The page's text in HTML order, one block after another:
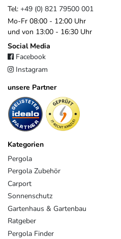
Tel: +49 (0) 821 79500 001
Mo-Fr 08:00 - 12:00 Uhr
und von 13:00 - 16:30 Uhr
Social Media
Facebook
Instagram
unsere Partner
Kategorien
Pergola
Pergola Zubehör
Carport
Sonnenschutz
Gartenhaus & Gartenbau
Ratgeber
Pergola Finder